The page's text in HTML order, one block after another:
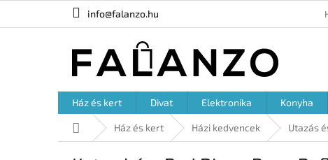
info@falanzo.hu
Ház és kert Divat Elektronika Konyha
KezdőlapHáz és kert Házi kedvencek Utazás